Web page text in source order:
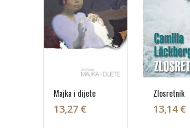
Majka i dijete
13,27 €
Zlosretnik
13,14 €